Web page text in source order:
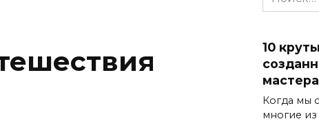
for:
10
Когда мы
многие